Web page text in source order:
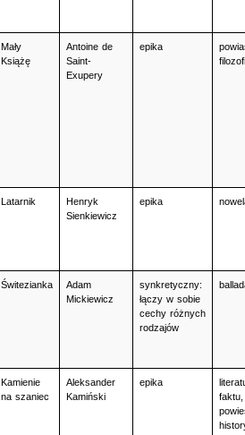
Mały
Książę
Antoine de
Saint-
Exupery
epika
Latarnik
Henryk
Sienkiewicz
epika
Świtezianka
Adam
Mickiewicz
synkretyczny:
łączy w sobie
cechy różnych
rodzajów
Kamienie
na szaniec
Aleksander
Kamiński
epika
faktu,